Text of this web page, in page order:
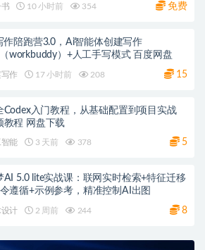
10 小时前 354 免费
作陪跑营3.0，Ai智能体创建写作
skill（workbuddy）+人工手写模式 百度网盘
作 17 小时前 208 15
Codex入门教程，从基础配置到项目实战
视频教程 网盘下载
智能 3 天前 378 5
AI 5.0 lite实战课：联网实时检索+特征迁移
遵循+示例参考，精准控制AI出图
计 2 周前 244 8